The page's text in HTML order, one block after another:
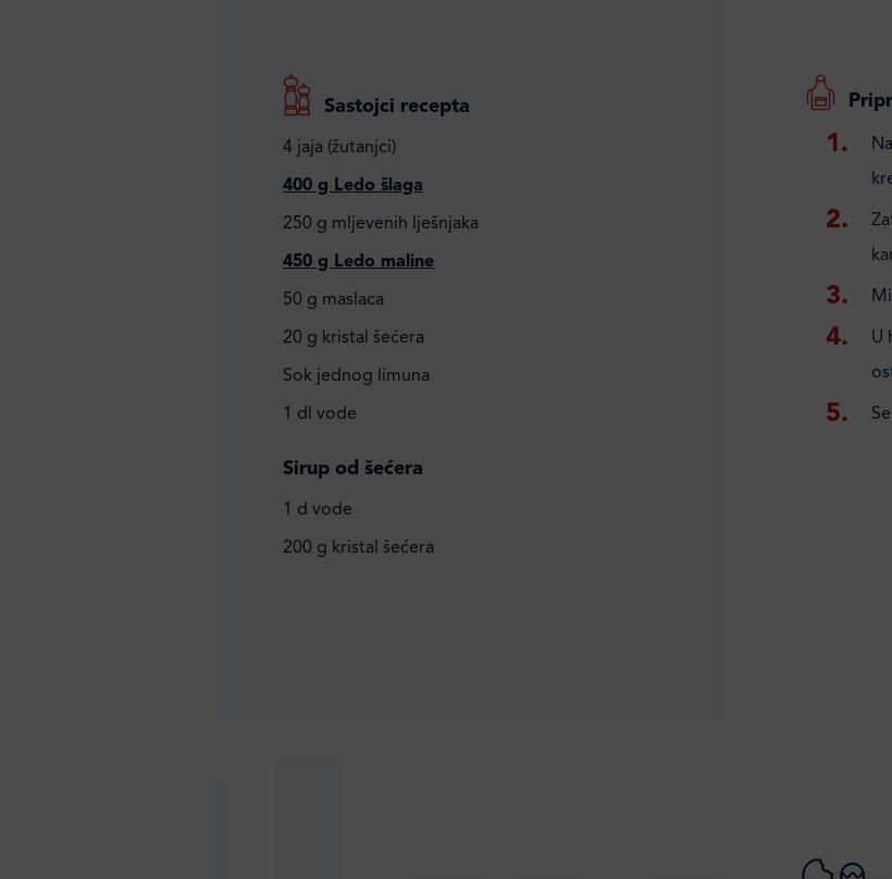
Sastojci recepta
4 jaja (žutanjci)
400 g Ledo šlaga
250 g mljevenih lješnjaka
450 g Ledo maline
50 g maslaca
20 g kristal šećera
Sok jednog limuna
1 dl vode
Sirup od šećera
1 d vode
200 g kristal šećera
U